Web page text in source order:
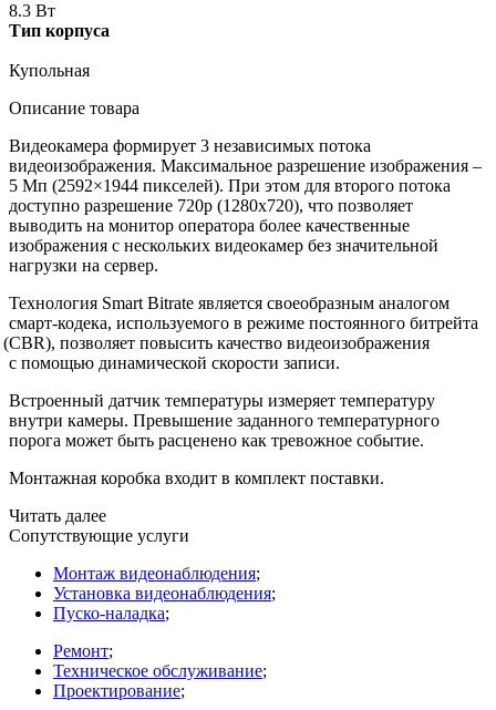
8.3 Вт
Тип корпуса
Купольная
Описание товара
Видеокамера формирует 3 независимых потока
видеоизображения. Максимальное разрешение изображения –
5 Мп (2592×1944 пикселей). При этом для второго потока
доступно разрешение 720p (1280х720), что позволяет
выводить на монитор оператора более качественные
изображения с нескольких видеокамер без значительной
нагрузки на сервер.
Технология Smart Bitrate является своеобразным аналогом
смарт-кодека, используемого в режиме постоянного битрейта
(CBR), позволяет повысить качество видеоизображения
с помощью динамической скорости записи.
Встроенный датчик температуры измеряет температуру
внутри камеры. Превышение заданного температурного
порога может быть расценено как тревожное событие.
Монтажная коробка входит в комплект поставки.
Читать далее
Сопутствующие услуги
Монтаж видеонаблюдения;
Установка видеонаблюдения;
Пуско-наладка;
Ремонт;
Техническое обслуживание;
Проектирование;